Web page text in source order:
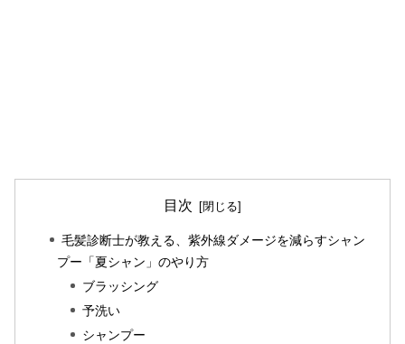
目次
毛髪診断士が教える、紫外線ダメージを減らすシャン
プー「夏シャン」のやり方
ブラッシング
予洗い
シャンプー